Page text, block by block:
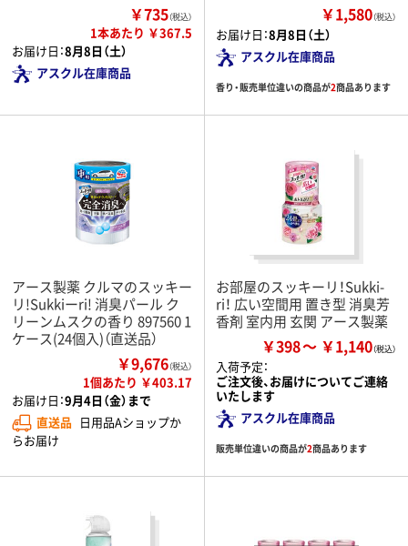
￥735（税込）
1本あたり ￥367.5
お届け日：8月8日（土）
アスクル在庫商品
￥1,580（税込）
お届け日：8月8日（土）
アスクル在庫商品
香り・販売単位違いの商品が2商品あります
アース製薬 クルマのスッキー
リ!Sukkiーri! 消臭パール ク
リーンムスクの香り 897560 1
ケース(24個入)（直送品）
￥9,676（税込）
1個あたり ￥403.17
お届け日：9月4日（金）まで
直送品 日用品Aショップか
らお届け
お部屋のスッキーリ！Sukki-
ri！ 広い空間用 置き型 消臭芳
香剤 室内用 玄関 アース製薬
￥398 ￥1,140
入荷予定：
ご注文後、お届けについてご連絡
いたします
アスクル在庫商品
販売単位違いの商品が2商品あります